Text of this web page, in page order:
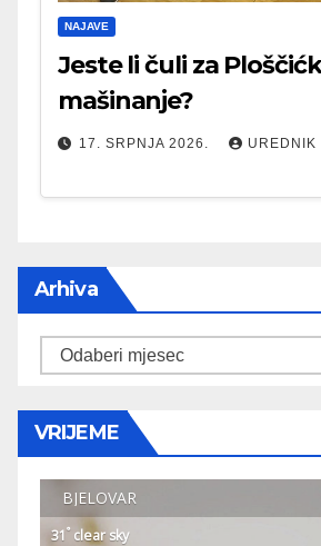
NAJAVE
Jeste li čuli za
mašinanje?
17. SRPNJA 2026. UREDNIK
Arhiva
Arhiva
VRIJEME
BJELOVAR
31° clear sky